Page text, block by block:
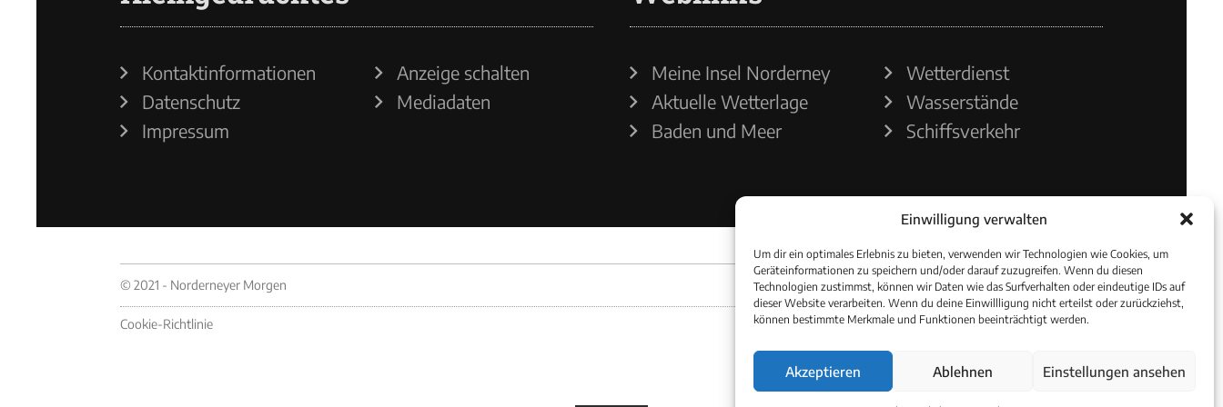
Einwilligung verwalten
Um dir ein optimales Erlebnis zu bieten, verwenden wir Technologien wie Cookies, um
Geräteinformationen zu speichern und/oder darauf zuzugreifen. Wenn du diesen
Technologien zustimmst, können wir Daten wie das Surfverhalten oder eindeutige IDs auf
dieser Website verarbeiten. Wenn du deine Einwillligung nicht erteilst oder zurückziehst,
können bestimmte Merkmale und Funktionen beeinträchtigt werden.
Akzeptieren Ablehnen Einstellungen ansehen
Kontaktinformationen
Datenschutz
Impressum
Anzeige schalten
Mediadaten
Meine Insel Norderney
Aktuelle Wetterlage
Baden und Meer
Wetterdienst
Wasserstände
Schiffsverkehr
© 2021 - Norderneyer Morgen
Cookie-Richtlinie